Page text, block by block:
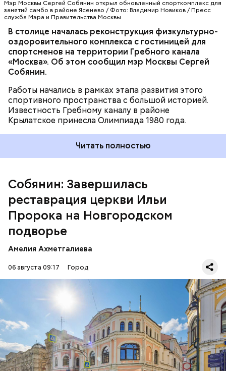
Мэр Москвы Сергей Собянин открыл обновленный спорткомплекс для
занятий самбо в районе Ясенево / Фото: Владимир Новиков / Пресс
служба Мэра и Правительства Москвы
В столице началась реконструкция физкультурно-
оздоровительного комплекса с гостиницей для
спортсменов на территории Гребного канала
«Москва». Об этом сообщил мэр Москвы Сергей
Собянин.
Работы начались в рамках этапа развития этого
спортивного пространства с большой историей.
Известность Гребному каналу в районе
Крылатское принесла Олимпиада 1980 года.
Проект благоустройства и развития территории Гребного канала в
Крылатском / Фото: mos.ru / Официальный сайт мэра Москвы
Читать полностью
Собянин: Завершилась
реставрация церкви Ильи
Пророка на Новгородском
подворье
Амелия Ахметгалиева
06 августа 09:17 Город
— За эти столетия облик здания неоднократно
менялся: в советское время здесь находились
различные учреждения, а какое-то время он даже
использовался под жилье, — написал мэр столицы
в личном блоге в мессенджереМАКС.
В рамках реставрации были укреплены
конструкции, восстановлены фасады, кровля,
спустя годы вновь открыт для посещения.
назначения. На данный момент работы
продолжаются еще на 27 памятниках.
РЕСТАВРАЦИЯ
МОСКВА
СЕРГЕЙ СОБЯНИН